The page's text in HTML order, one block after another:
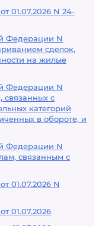
01.07.2026 N 24-
Федерации N
сделок,
на жилые
Федерации N
связанных с
категорий
в обороте, и
Федерации N
связанным с
01.07.2026 N
01.07.2026